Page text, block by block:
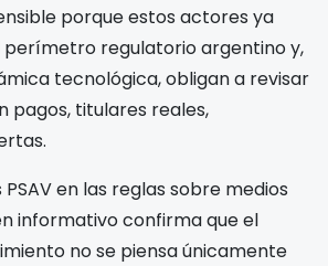
porque estos actores ya
regulatorio argentino y,
tecnológica, obligan a revisar
pagos, titulares reales,
PSAV en las reglas sobre medios
informativo confirma que el
no se piensa únicamente